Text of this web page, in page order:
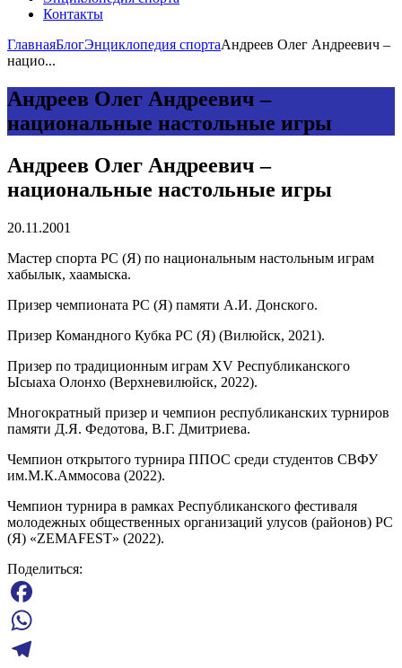
Контакты
ГлавнаяБлогЭнциклопедия спортаАндреев Олег Андреевич –
нацио...
Андреев Олег Андреевич –
национальные настольные игры
Андреев Олег Андреевич –
национальные настольные игры
20.11.2001
Мастер спорта РС (Я) по национальным настольным играм
хабылык, хаамыска.
Призер чемпионата РС (Я) памяти А.И. Донского.
Призер Командного Кубка РС (Я) (Вилюйск, 2021).
Призер по традиционным играм XV Республиканского
Ысыаха Олонхо (Верхневилюйск, 2022).
Многократный призер и чемпион республиканских турниров
памяти Д.Я. Федотова, В.Г. Дмитриева.
Чемпион открытого турнира ППОС среди студентов СВФУ
им.М.К.Аммосова (2022).
Чемпион турнира в рамках Республиканского фестиваля
молодежных общественных организаций улусов (районов) РС
(Я) «ZEMAFEST» (2022).
Поделиться:
Facebook
WhatsApp